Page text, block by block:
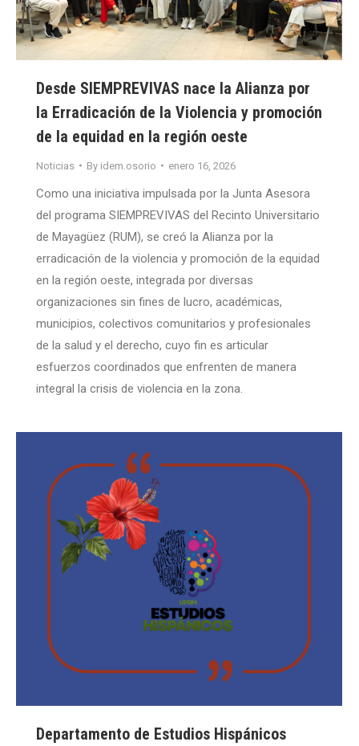
Desde SIEMPREVIVAS nace la Alianza por
la Erradicación de la Violencia y promoción
de la equidad en la región oeste
Noticias By idem.osorio enero 16, 2026
Como una iniciativa impulsada por la Junta Asesora
del programa SIEMPREVIVAS del Recinto Universitario
de Mayagüez (RUM), se creó la Alianza por la
erradicación de la violencia y promoción de la equidad
en la región oeste, integrada por diversas
organizaciones sin fines de lucro, académicas,
municipios, colectivos comunitarios y profesionales
de la salud y el derecho, cuyo fin es articular
esfuerzos coordinados que enfrenten de manera
integral la crisis de violencia en la zona.
Departamento de Estudios Hispánicos